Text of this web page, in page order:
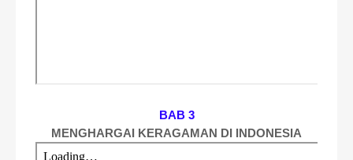
BAB 3
MENGHARGAI KERAGAMAN DI INDONESIA